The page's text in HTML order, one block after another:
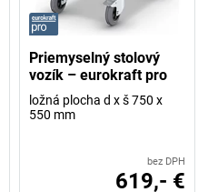
Priemyselný stolový
vozík – eurokraft pro
ložná plocha d x š 750 x
550 mm
bez DPH
619,- €